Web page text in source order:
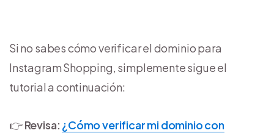
Si no sabes cómo verificar el dominio para
Instagram Shopping, simplemente sigue el
tutorial a continuación:
👉Revisa: ¿Cómo verificar mi dominio con